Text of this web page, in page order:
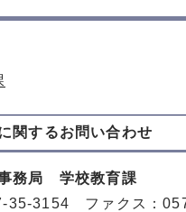
関するお問い合わせ
務局 学校教育課
35-3154 ファクス：